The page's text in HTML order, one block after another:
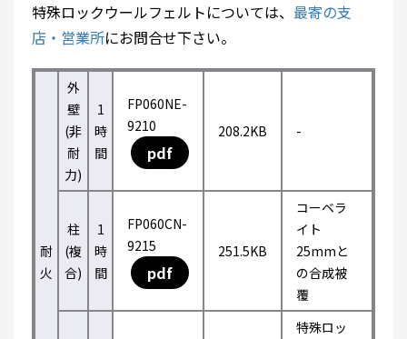
特殊ロックウールフェルトについては、 最寄の支
店・営業所にお問合せ下さい。
耐
火
外
壁
(非
耐
力)
1
時
間
FP060NE-
9210
pdf
208.2KB -
柱
(複
合)
1
時
間
FP060CN-
9215
pdf
251.5KB
コーベラ
イト
25mmと
の合成被
覆
特殊ロッ